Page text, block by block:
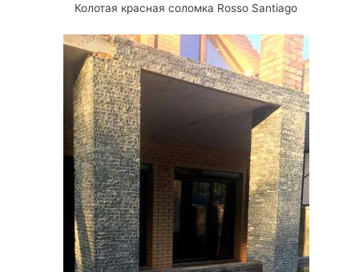
Колотая красная соломка Rosso Santiago